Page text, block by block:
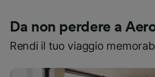
Da non perdere a
Rendi il tuo viaggio